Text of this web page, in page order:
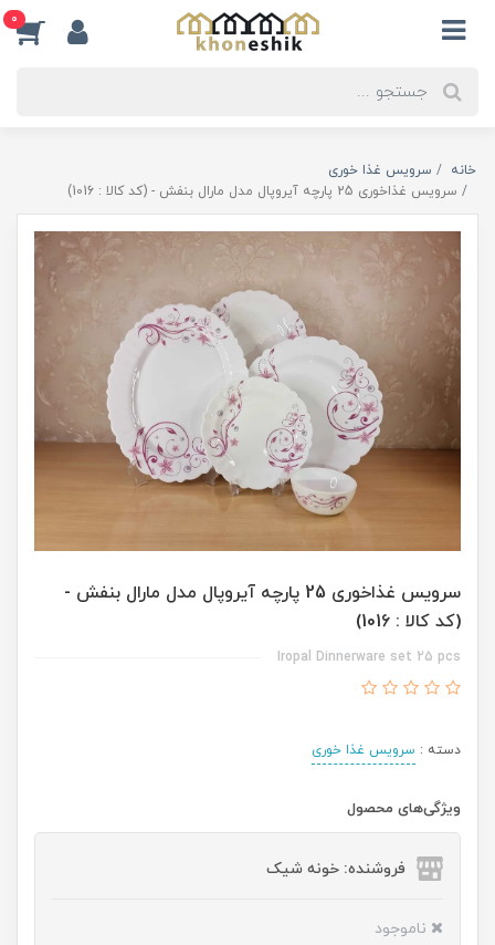
0
خانه
سرویس غذا خوری
سرویس غذاخوری 25 پارچه آیروپال مدل مارال بنفش - (کد کالا : 1016)
سرویس غذاخوری 25 پارچه آیروپال مدل مارال بنفش -
(کد کالا : 1016)
Iropal Dinnerware set 25 pcs
دسته : سرویس غذا خوری
ویژگی‌های محصول
فروشنده: خونه شیک
ناموجود